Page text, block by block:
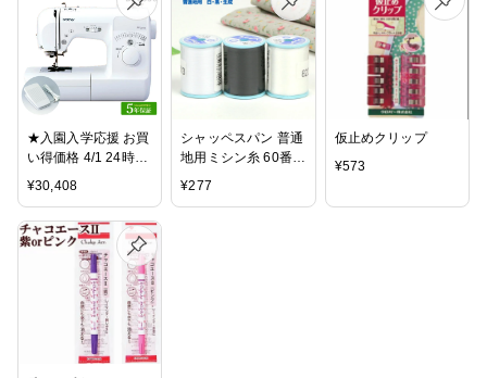
小学校 学校教材 手
芸用 クロバー
Clover ひもとおし
紐通し 手芸用品 便
利 小学生 手芸 クロ
ーバー 母の日
ミ 布切り 日本製
性あり｜角度線あり
★入園入学応援 お買
い得価格 4/1 24時ま
で★ブラザー コンピ
ューターミシン Bf-
ザー Brother ミシン
本体トーカイグルー
プオリジナル
¥30,408
シャッペスパン 普通
地用ミシン糸 60番
200m 白・黒・生成 |
¥277
仮止めクリップ
¥573